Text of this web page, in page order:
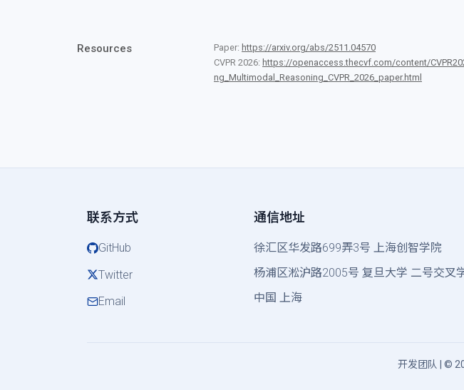
Resources Paper: https://arxiv.org/abs/2511.04570
CVPR 2026: https://openaccess.thecvf.com/content/
ng_Multimodal_Reasoning_CVPR_2026_paper.html
联系方式
GitHub
Twitter
Email
通信地址
徐汇区华发路699弄3号上海创智学院
杨浦区淞沪路2005号复旦大学 二号交叉
中国 上海
开发团队 | ©